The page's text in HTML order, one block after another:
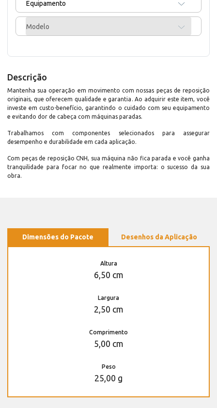
Equipamento
Modelo
Descrição
Mantenha sua operação em movimento com nossas peças de reposição
originais, que oferecem qualidade e garantia. Ao adquirir este item, você
investe em custo-benefício, garantindo o cuidado com seu equipamento
e evitando dor de cabeça com máquinas paradas.
Trabalhamos com componentes selecionados para assegurar
desempenho e durabilidade em cada aplicação.
Com peças de reposição CNH, sua máquina não fica parada e você ganha
tranquilidade para focar no que realmente importa: o sucesso da sua
obra.
Dimensões do Pacote Desenhos da Aplicação
Altura
6,50 cm
Largura
2,50 cm
Comprimento
5,00 cm
Peso
25,00 g